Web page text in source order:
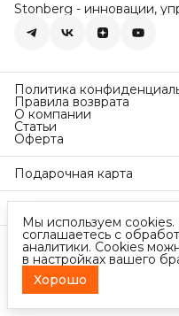
Stonberg - инновации,
Политика
Правила возврата
О компании
Статьи
Оферта
Подарочная карта
Контакты
Телефон
8 (499) 460-61-09
Режим работы
Эл. почта
2025 Stonberg. Все
Мы используем cookies.
соглашаетесь с
аналитики. Cookies
в настройках вашего
Хорошо